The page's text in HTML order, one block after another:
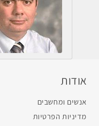
אודות
אנשים ומחשבים
מדיניות הפרטיות